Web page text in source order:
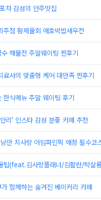
차 감성의 안주맛집
점 황제물회 애호박밥새우전
해물전 주말웨이팅 찐후기
사의 맞춤형 케어 대만족 찐후기
식메뉴 주말 웨이팅 후기
리' 인스타 감성 분좋 카페 추천
만 치사량 아임파인픽 애정 필수코
팁(feat.김사랑플래너/김활란/탁살
함께하는 숨겨진 베이커리 카페